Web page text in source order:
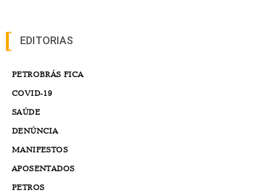
EDITORIAS
PETROBRÁS FICA
COVID-19
SAÚDE
DENÚNCIA
MANIFESTOS
APOSENTADOS
PETROS